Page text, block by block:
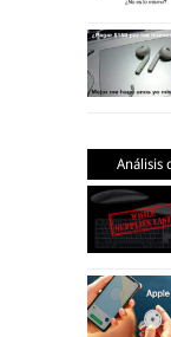
Análisis